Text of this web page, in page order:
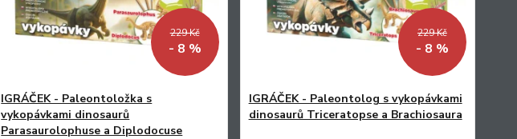
229 Kč
- 8 %
IGRÁČEK - Paleontoložka s
vykopávkami dinosaurů
Parasaurolophuse a Diplodocuse
229 Kč
- 8 %
IGRÁČEK - Paleontolog s vykopávkami
dinosaurů Triceratopse a Brachiosaura